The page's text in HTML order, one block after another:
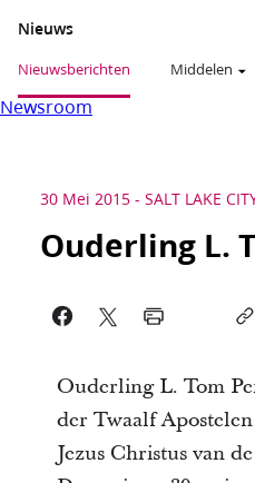
Nieuws
Nieuwsberichten Middelen
Newsroom
30 Mei 2015 - SALT LAKE
Ouderling L.
Ouderling L. Tom
der Twaalf
Jezus Christus van